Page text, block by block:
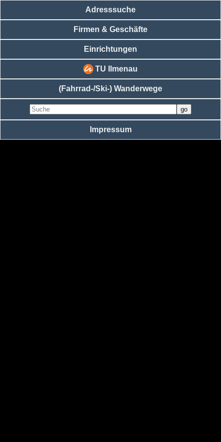
Adresssuche
Firmen & Geschäfte
Einrichtungen
TU Ilmenau
(Fahrrad-/Ski-) Wanderwege
Impressum